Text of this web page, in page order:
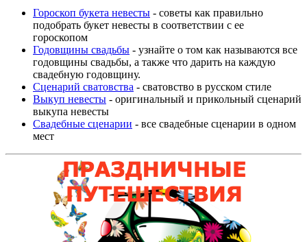
Гороскоп букета невесты - советы как правильно
подобрать букет невесты в соответствии с ее
гороскопом
Годовщины свадьбы - узнайте о том как называются все
годовщины свадьбы, а также что дарить на каждую
свадебную годовщину.
Сценарий сватовства - сватовство в русском стиле
Выкуп невесты - оригинальный и прикольный сценарий
выкупа невесты
Свадебные сценарии - все свадебные сценарии в одном
мест